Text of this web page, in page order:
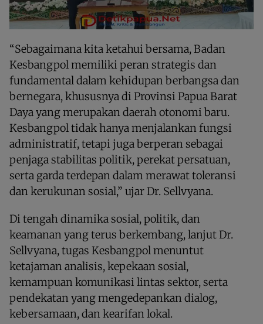
“Sebagaimana kita ketahui bersama, Badan
Kesbangpol memiliki peran strategis dan
fundamental dalam kehidupan berbangsa dan
bernegara, khususnya di Provinsi Papua Barat
Daya yang merupakan daerah otonomi baru.
Kesbangpol tidak hanya menjalankan fungsi
administratif, tetapi juga berperan sebagai
penjaga stabilitas politik, perekat persatuan,
serta garda terdepan dalam merawat toleransi
dan kerukunan sosial,” ujar Dr. Sellvyana.
Di tengah dinamika sosial, politik, dan
keamanan yang terus berkembang, lanjut Dr.
Sellvyana, tugas Kesbangpol menuntut
ketajaman analisis, kepekaan sosial,
kemampuan komunikasi lintas sektor, serta
pendekatan yang mengedepankan dialog,
kebersamaan, dan kearifan lokal.